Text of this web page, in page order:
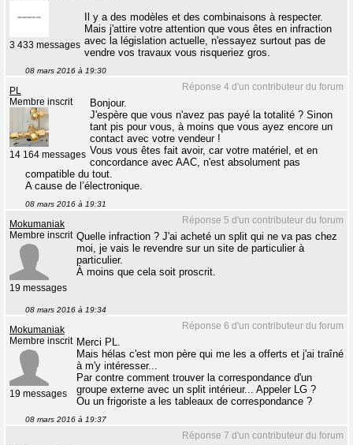
3 433 messages
Il y a des modèles et des combinaisons à respecter.
Mais j'attire votre attention que vous êtes en infraction
avec la législation actuelle, n'essayez surtout pas de
vendre vos travaux vous risqueriez gros.
08 mars 2016 à 19:30
Réponse 4 d'un contributeur du forum
PL
Membre inscrit
14 164 messages
Bonjour.
J'espère que vous n'avez pas payé la totalité ? Sinon
tant pis pour vous, à moins que vous ayez encore un
contact avec votre vendeur !
Vous vous êtes fait avoir, car votre matériel, et en
concordance avec AAC, n'est absolument pas
compatible du tout.
A cause de l’électronique.
08 mars 2016 à 19:31
Réponse 5 d'un contributeur du forum
Mokumaniak
Membre inscrit
19 messages
Quelle infraction ? J'ai acheté un split qui ne va pas chez
moi, je vais le revendre sur un site de particulier à
particulier.
À moins que cela soit proscrit.
08 mars 2016 à 19:34
Réponse 6 d'un contributeur du forum
Mokumaniak
Membre inscrit
19 messages
Merci PL.
Mais hélas c'est mon père qui me les a offerts et j'ai traîné
à m'y intéresser...
Par contre comment trouver la correspondance d'un
groupe externe avec un split intérieur... Appeler LG ?
Ou un frigoriste a les tableaux de correspondance ?
08 mars 2016 à 19:37
Réponse 7 d'un contributeur du forum